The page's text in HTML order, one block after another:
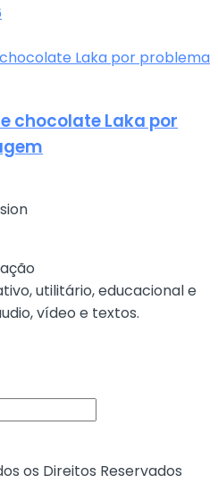
chocolate Laka por
utilitário, educacional e
vídeo e textos.
os Direitos Reservados